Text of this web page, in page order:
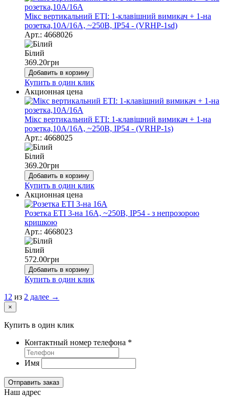
Мікс вертикальний ЕТІ: 1-клавішний вимикач + 1-на
розетка,10А/16А, ~250В, IP54 - (VRHP-1sd)
Арт.: 4668026
Білий
369.20грн
Добавить в корзину
Купить в один клик
Акционная цена
Мікс вертикальний ЕТІ: 1-клавішний вимикач + 1-на
розетка,10А/16А, ~250В, IP54 - (VRHP-1s)
Арт.: 4668025
Білий
369.20грн
Добавить в корзину
Купить в один клик
Акционная цена
Розетка ЕТІ 3-на 16А, ~250В, IP54 - з непрозорою
кришкою
Арт.: 4668023
Білий
572.00грн
Добавить в корзину
Купить в один клик
1 2 из 2 далее →
×
Купить в один клик
Контактный номер телефона *
Имя
Отправить заказ
Наш адрес